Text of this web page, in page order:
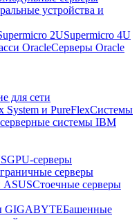
устройства и
2USupermicro 4U
OracleСерверы Oracle
для сети
System и PureFlexСистемы
системы IBM
GPU-серверы
серверы
ASUSСтоечные серверы
GIGABYTEБашенные